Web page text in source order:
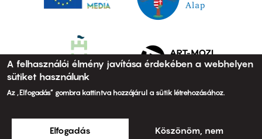
A felhasználói élmény javítása érdekében a webhelyen
sütiket használunk
Az „Elfogadás” gombra kattintva hozzájárul a sütik létrehozásához.
Elfogadás Köszönöm, nem